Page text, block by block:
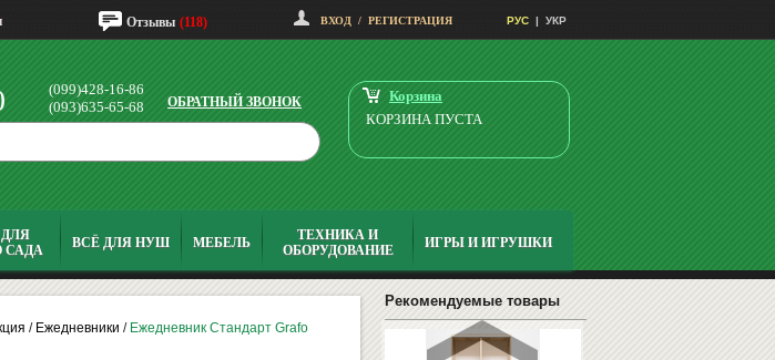
Отзывы (118) ВХОД / РЕГИСТРАЦИЯ РУС | УКР
(099)428-16-86
(093)635-65-68
ОБРАТНЫЙ ЗВОНОК
Корзина
КОРЗИНА ПУСТА
САДА
ВСЁ ДЛЯ НУШ МЕБЕЛЬ
ТЕХНИКА И
ОБОРУДОВАНИЕ
ИГРЫ И ИГРУШКИ
/ Ежедневники / Ежедневник Стандарт Grafo
Рекомендуемые товары
3469грн
НАБОР ИНСТРУМЕНТОВ ДЛЯ
ДОСКИ AS140
3985грн Купить